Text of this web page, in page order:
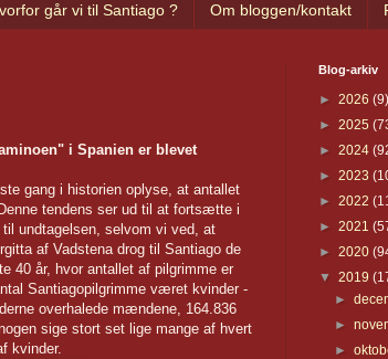
går vi til Santiago ? Om bloggen/kontakt
i Spanien er blevet
gang i historien oplyse, at antallet
tendens ser ud til at fortsætte i
undtagelsen, selvom vi ved, at
af Vadstena drog til Santiago de
40 år, hvor antallet af pilgrimme er
Santiagopilgrimme været kvinder -
overhalede mændene, 164.836
sige stort set lige mange af hvert
kvinder.
Blog-arkiv
► 2026 (9)
► 2025
► 2024
► 2023
► 2022
► 2021
► 2020
▼ 2019
►
►
►